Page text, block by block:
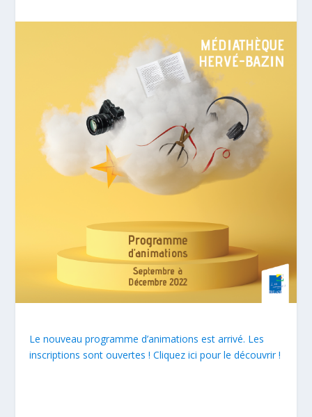
Le nouveau programme d’animations est arrivé. Les
inscriptions sont ouvertes ! Cliquez ici pour le découvrir !